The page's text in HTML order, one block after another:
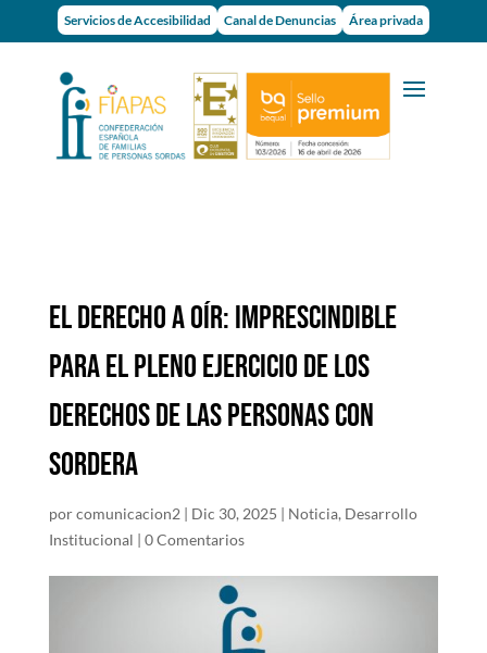
Servicios de Accesibilidad Canal de Denuncias Área privada
EL DERECHO A OÍR: IMPRESCINDIBLE
PARA EL PLENO EJERCICIO DE LOS
DERECHOS DE LAS PERSONAS CON
SORDERA
porcomunicacion2| Dic 30, 2025 | Noticia, Desarrollo
Institucional | 0 Comentarios